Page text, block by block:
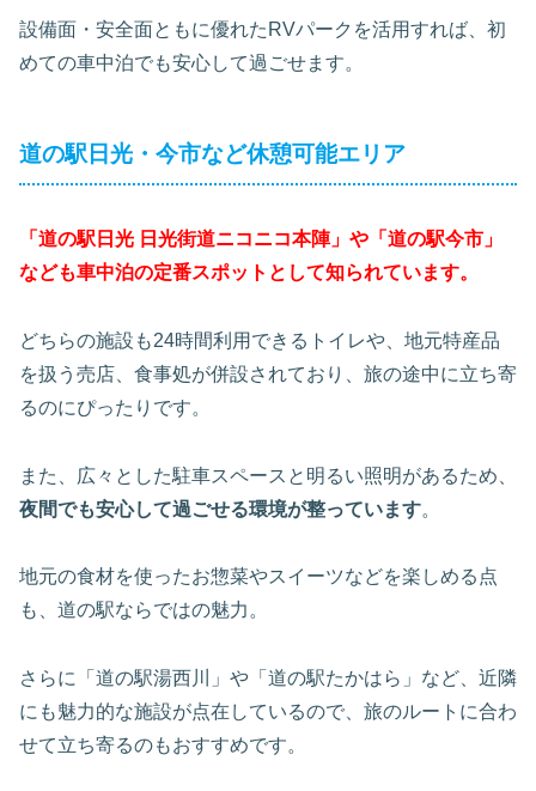
設備面・安全面ともに優れたRVパークを活用すれば、初
めての車中泊でも安心して過ごせます。
道の駅日光・今市など休憩可能エリア
「道の駅日光 日光街道ニコニコ本陣」や「道の駅今市」
なども車中泊の定番スポットとして知られています。
どちらの施設も24時間利用できるトイレや、地元特産品
を扱う売店、食事処が併設されており、旅の途中に立ち寄
るのにぴったりです。
また、広々とした駐車スペースと明るい照明があるため、
夜間でも安心して過ごせる環境が整っています。
地元の食材を使ったお惣菜やスイーツなどを楽しめる点
も、道の駅ならではの魅力。
さらに「道の駅湯西川」や「道の駅たかはら」など、近隣
にも魅力的な施設が点在しているので、旅のルートに合わ
せて立ち寄るのもおすすめです。